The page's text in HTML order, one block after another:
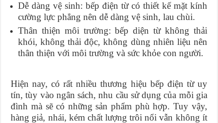
Dễ dàng vệ sinh: bếp điện từ có thiết kế mặt kính
cường lực phẳng nên dễ dàng vệ sinh, lau chùi.
Thân thiện môi trường: bếp diện từ không thải
khói, không thải độc, không dùng nhiên liệu nên
thân thiện với môi trường và sức khỏe con người.
Hiện nay, có rất nhiều thương hiệu bếp điện từ uy
tín, tùy vào ngân sách, nhu cầu sử dụng của mỗi gia
đình mà sẽ có những sản phẩm phù hợp. Tuy vậy,
hàng giả, nhái, kém chất lượng trôi nổi vẫn không ít